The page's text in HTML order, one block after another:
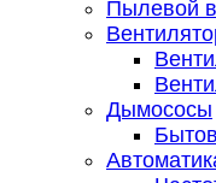
Пылевой
Дымососы